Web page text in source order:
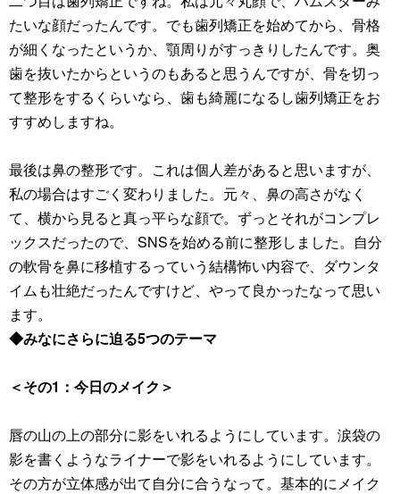
たいな顔だったんです。でも歯列矯正を始めてから、骨格
が細くなったというか、顎周りがすっきりしたんです。奥
歯を抜いたからというのもあると思うんですが、骨を切っ
て整形をするくらいなら、歯も綺麗になるし歯列矯正をお
すすめしますね。
最後は鼻の整形です。これは個人差があると思いますが、
私の場合はすごく変わりました。元々、鼻の高さがなく
て、横から見ると真っ平らな顔で。ずっとそれがコンプレ
ックスだったので、SNSを始める前に整形しました。自分
の軟骨を鼻に移植するっていう結構怖い内容で、ダウンタ
イムも壮絶だったんですけど、やって良かったなって思い
ます。
◆みなにさらに迫る5つのテーマ
＜その1：今日のメイク＞
唇の山の上の部分に影をいれるようにしています。涙袋の
影を書くようなライナーで影をいれるようにしています。
その方が立体感が出て自分に合うなって。基本的にメイク